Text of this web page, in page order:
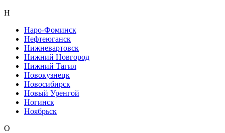
Н
Наро-Фоминск
Нефтеюганск
Нижневартовск
Нижний Новгород
Нижний Тагил
Новокузнецк
Новосибирск
Новый Уренгой
Ногинск
Ноябрьск
О